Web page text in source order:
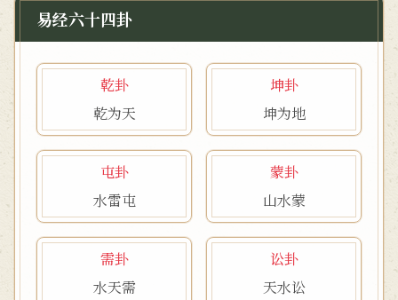
易经六十四卦
乾卦
乾为天
坤卦
坤为地
屯卦
水雷屯
蒙卦
山水蒙
需卦
水天需
讼卦
天水讼